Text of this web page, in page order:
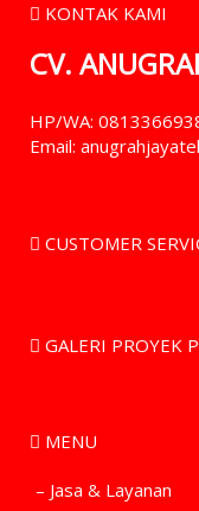
KONTAK KAMI
CV.
HP/WA:
Email:
CUSTOMER
GALERI PROYEK
MENU
– Jasa & Layanan